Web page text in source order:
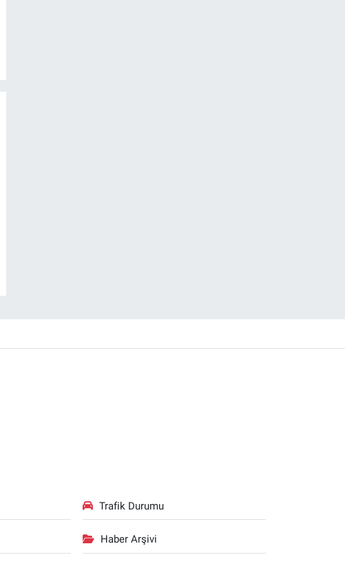
Trafik Durumu
Haber Arşivi